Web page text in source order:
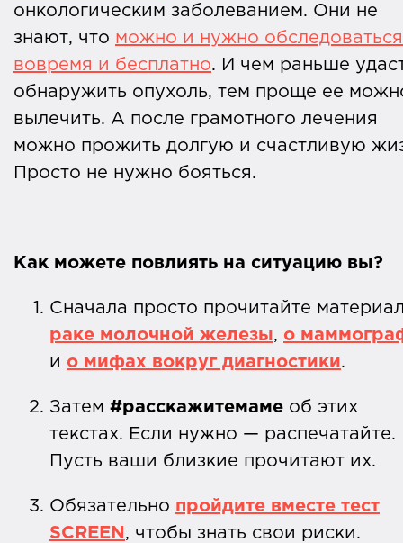
онкологическим заболеванием. Они не
знают, что можно и нужно обследоваться
вовремя и бесплатно. И чем раньше
обнаружить опухоль, тем проще ее
вылечить. А после грамотного лечения
можно прожить долгую и счастливую
Просто не нужно бояться.
Как можете повлиять на ситуацию вы?
Сначала просто прочитайте
раке молочной железы, о
и о мифах вокруг диагностики.
Затем #расскажитемаме об этих
текстах. Если нужно — распечатайте.
Пусть ваши близкие прочитают их.
Обязательно пройдите вместе тест
SCREEN , чтобы знать свои риски.